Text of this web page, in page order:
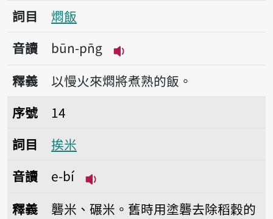
詞目
燜飯
音讀
būn-pn̄g
播放音讀būn-pn̄g
釋義
以慢火來燜將煮熟的飯。
序號14挨米
序號
14
詞目
挨米
音讀
e-bí
釋義
礱米、碾米。舊時用塗礱去除稻穀的